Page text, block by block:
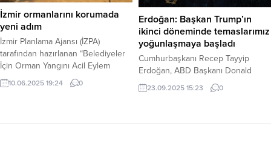
İzmir ormanlarını korumada
yeni adım
İzmir Planlama Ajansı (İZPA)
tarafından hazırlanan “Belediyeler
İçin Orman Yangını Acil Eylem
Planı” çalışması tamamlandı. Plan,
İzmir’in afetlere dirençli hale
10.06.2025 19:24 0
Erdoğan: Başkan Trump’ın
ikinci döneminde temaslarımız
yoğunlaşmaya başladı
Cumhurbaşkanı Recep Tayyip
Erdoğan, ABD Başkanı Donald
Trump’ın ikinci dönemiyle birlikte
temasların yoğunlaşmaya
23.09.2025 15:23 0